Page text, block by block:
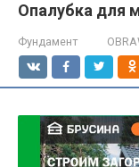
Опалубка для
Фундамент